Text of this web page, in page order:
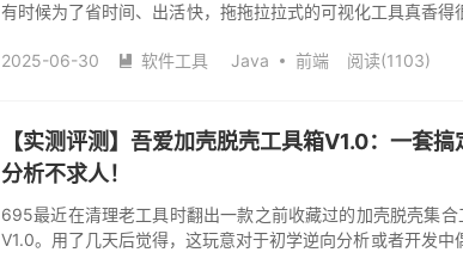
有时候为了省时间、出活快，拖拖拉拉式的可视化工具真香得
2025-06-30
 软件工具 Java 前端 阅读(1103)
【实测评测】吾爱加壳脱壳工具箱V1.0：一套
分析不求人！
695最近在清理老工具时翻出一款之前收藏过的加壳脱壳集
V1.0。用了几天后觉得，这玩意对于初学逆向分析或者开发中